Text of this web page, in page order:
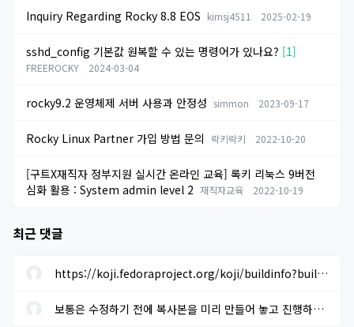
Inquiry Regarding Rocky 8.8 EOS kimsj4511 2025-02-19
sshd_config 기본값 원복할 수 있는 명령어가 있나요? [1]
FREEROCKY 2024-03-04
rocky9.2 운영체제 서버 사용과 안정성 simmon 2023-09-17
Rocky Linux Partner 가입 방법 문의 락키락키 2022-10-20
[구트X재직자 정부지원 실시간 온라인 교육] 록키 리눅스 9버전
심화 활용 : System admin level 2 재직자교육 2022-10-19
최근 댓글
https://koji.fedoraproject.org/koji/buildinfo?buildID=1633205 에...
보통은 수정하기 전에 복사본을 미리 만들어 놓고 진행하면 됩니다. ...